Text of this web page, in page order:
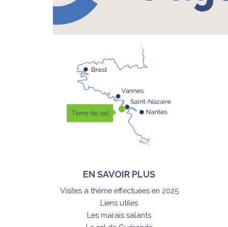
EN SAVOIR PLUS
Visites à thème effectuées en 2025
Liens utiles
Les marais salants